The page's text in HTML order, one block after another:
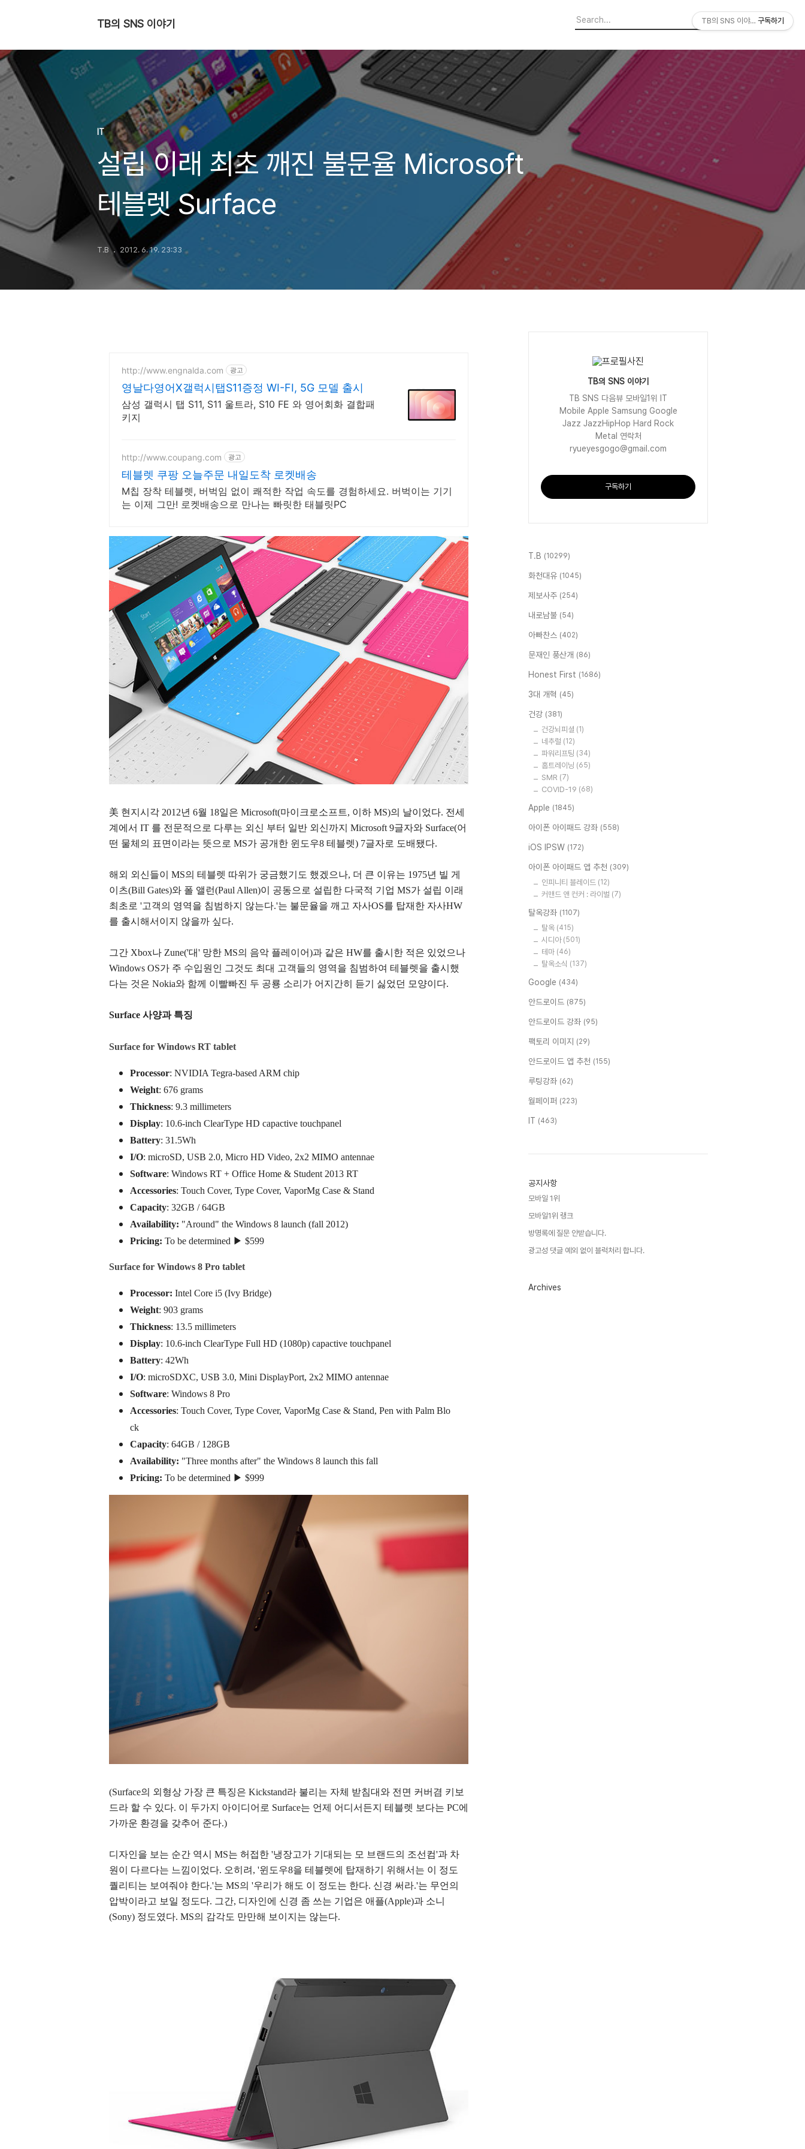
TB의 SNS 이야기
IT
설립 이래 최초 깨진 불문율 Microsoft
테블렛 Surface
T.B 2012. 6. 19. 23:33
http://www.engnalda.com 광고
영날다영어X갤럭시탭S11증정 WI-FI, 5G 모델 출시
삼성 갤럭시 탭 S11, S11 울트라, S10 FE 와 영어회화 결합패
키지
http://www.coupang.com 광고
테블렛 쿠팡 오늘주문 내일도착 로켓배송
M칩 장착 테블렛, 버벅임 없이 쾌적한 작업 속도를 경험하세요. 버벅이는 기기
는 이제 그만! 로켓배송으로 만나는 빠릿한 태블릿PC
美 현지시각 2012년 6월 18일은 Microsoft(마이크로소프트, 이하 MS)의 날이었다. 전세
계에서 IT 를 전문적으로 다루는 외신 부터 일반 외신까지 Microsoft 9글자와 Surface(어
떤 물체의 표면이라는 뜻으로 MS가 공개한 윈도우8 테블렛) 7글자로 도배됐다.
해외 외신들이 MS의 테블렛 따위가 궁금했기도 했겠으나, 더 큰 이유는 1975년 빌 게
이츠(Bill Gates)와 폴 앨런(Paul Allen)이 공동으로 설립한 다국적 기업 MS가 설립 이래
최초로 '고객의 영역을 침범하지 않는다.'는 불문율을 깨고 자사OS를 탑재한 자사HW
를 출시해서이지 않을까 싶다.
그간 Xbox나 Zune('대' 망한 MS의 음악 플레이어)과 같은 HW를 출시한 적은 있었으나
Windows OS가 주 수입원인 그것도 최대 고객들의 영역을 침범하여 테블렛을 출시했
다는 것은 Nokia와 함께 이빨빠진 두 공룡 소리가 어지간히 듣기 싫었던 모양이다.
Surface 사양과 특징
Surface for Windows RT tablet
Processor: NVIDIA Tegra-based ARM chip
Weight: 676 grams
Thickness: 9.3 millimeters
Display: 10.6-inch ClearType HD capactive touchpanel
Battery: 31.5Wh
I/O: microSD, USB 2.0, Micro HD Video, 2x2 MIMO antennae
Software: Windows RT + Office Home & Student 2013 RT
Accessories: Touch Cover, Type Cover, VaporMg Case & Stand
Capacity: 32GB / 64GB
Availability: "Around" the Windows 8 launch (fall 2012)
Pricing: To be determined ▶ $599
Surface for Windows 8 Pro tablet
Processor: Intel Core i5 (Ivy Bridge)
Weight: 903 grams
Thickness: 13.5 millimeters
Display: 10.6-inch ClearType Full HD (1080p) capactive touchpanel
Battery: 42Wh
I/O: microSDXC, USB 3.0, Mini DisplayPort, 2x2 MIMO antennae
Software: Windows 8 Pro
Accessories: Touch Cover, Type Cover, VaporMg Case & Stand, Pen with Palm Blo
ck
Capacity: 64GB / 128GB
Availability: "Three months after" the Windows 8 launch this fall
Pricing: To be determined ▶ $999
(Surface의 외형상 가장 큰 특징은 Kickstand라 불리는 자체 받침대와 전면 커버겸 키보
드라 할 수 있다. 이 두가지 아이디어로 Surface는 언제 어디서든지 테블렛 보다는 PC에
가까운 환경을 갖추어 준다.)
디자인을 보는 순간 역시 MS는 허접한 '냉장고가 기대되는 모 브랜드의 조선컴'과 차
원이 다르다는 느낌이었다. 오히려, '윈도우8을 테블렛에 탑재하기 위해서는 이 정도
퀄리티는 보여줘야 한다.'는 MS의 '우리가 해도 이 정도는 한다. 신경 써라.'는 무언의
압박이라고 보일 정도다. 그간, 디자인에 신경 좀 쓰는 기업은 애플(Apple)과 소니
(Sony) 정도였다. MS의 감각도 만만해 보이지는 않는다.
TB의 SNS 이야기
TB SNS 다음뷰 모바일1위 IT
Mobile Apple Samsung Google
Jazz JazzHipHop Hard Rock
Metal 연락처
ryueyesgogo@gmail.com
구독하기
T.B (10299)
화천대유 (1045)
제보사주 (254)
내로남불 (54)
아빠찬스 (402)
문재인 풍산개 (86)
Honest First (1686)
3대 개혁 (45)
건강 (381)
건강뇌피셜 (1)
네추럴 (12)
파워리프팅 (34)
홈트레이닝 (65)
SMR (7)
COVID-19 (68)
Apple (1845)
아이폰 아이패드 강좌 (558)
iOS IPSW (172)
아이폰 아이패드 앱 추천 (309)
인피니티 블레이드 (12)
커맨드 앤 컨커 : 라이벌 (7)
탈옥강좌 (1107)
탈옥 (415)
시디아 (501)
테마 (46)
탈옥소식 (137)
Google (434)
안드로이드 (875)
안드로이드 강좌 (95)
팩토리 이미지 (29)
안드로이드 앱 추천 (155)
루팅강좌 (62)
월페이퍼 (223)
IT (463)
공지사항
모바일 1위
모바일1위 랭크
방명록에 질문 안받습니다.
광고성 댓글 예외 없이 블럭처리 합니다.
Archives
TB의 SNS 이야기 구독하기